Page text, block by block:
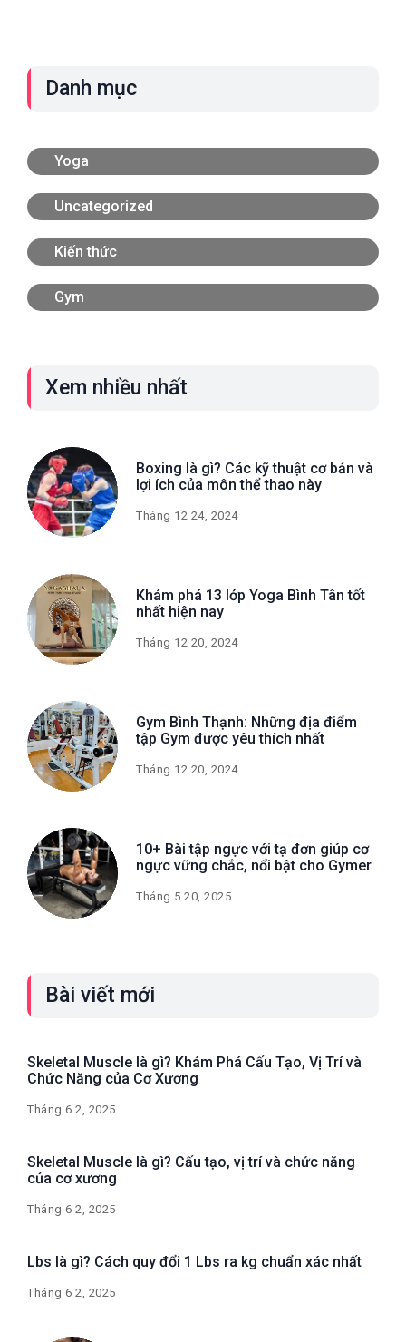
Danh mục
Yoga
Uncategorized
Kiến thức
Gym
Xem nhiều nhất
Boxing là gì? Các kỹ thuật cơ bản và
lợi ích của môn thể thao này
Tháng 12 24, 2024
Khám phá 13 lớp Yoga Bình Tân tốt
nhất hiện nay
Tháng 12 20, 2024
Gym Bình Thạnh: Những địa điểm
tập Gym được yêu thích nhất
Tháng 12 20, 2024
10+ Bài tập ngực với tạ đơn giúp cơ
ngực vững chắc, nổi bật cho Gymer
Tháng 5 20, 2025
Bài viết mới
Skeletal Muscle là gì? Khám Phá Cấu Tạo, Vị Trí và
Chức Năng của Cơ Xương
Tháng 6 2, 2025
Skeletal Muscle là gì? Cấu tạo, vị trí và chức năng
của cơ xương
Tháng 6 2, 2025
Lbs là gì? Cách quy đổi 1 Lbs ra kg chuẩn xác nhất
Tháng 6 2, 2025